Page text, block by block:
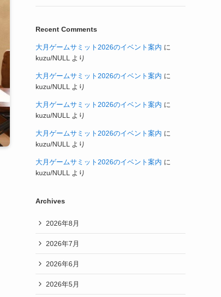
Recent Comments
大月ゲームサミット2026のイベント案内 に
kuzu/NULL
より
大月ゲームサミット2026のイベント案内 に
kuzu/NULL
より
大月ゲームサミット2026のイベント案内 に
kuzu/NULL
より
大月ゲームサミット2026のイベント案内 に
kuzu/NULL
より
大月ゲームサミット2026のイベント案内 に
kuzu/NULL
より
Archives
2026年8月
2026年7月
2026年6月
2026年5月